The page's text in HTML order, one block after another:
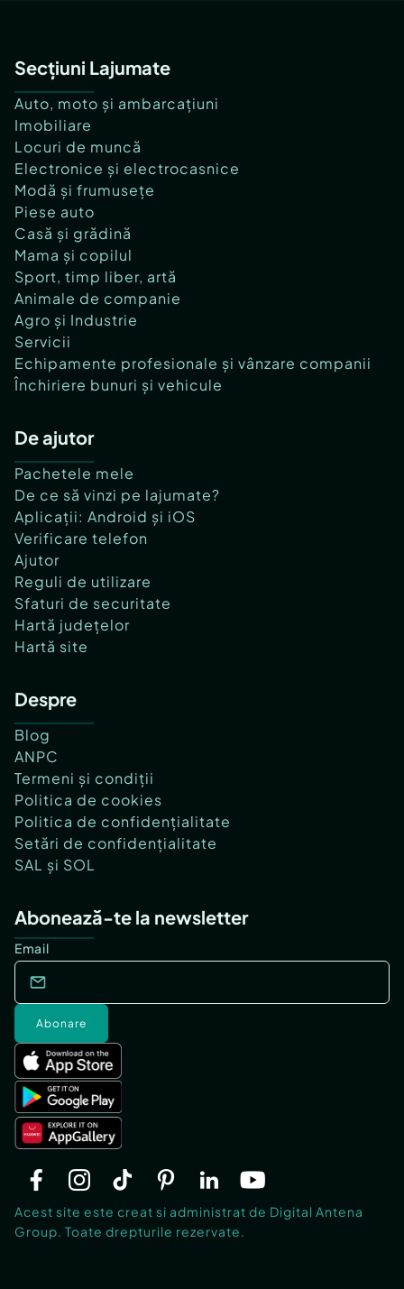
Secțiuni Lajumate
Auto, moto și ambarcațiuni
Imobiliare
Locuri de muncă
Electronice și electrocasnice
Modă și frumusețe
Piese auto
Casă și grădină
Mama și copilul
Sport, timp liber, artă
Animale de companie
Agro și Industrie
Servicii
Echipamente profesionale și vânzare companii
Închiriere bunuri și vehicule
De ajutor
Pachetele mele
De ce să vinzi pe lajumate?
Aplicații: Android și iOS
Verificare telefon
Ajutor
Reguli de utilizare
Sfaturi de securitate
Hartă județelor
Hartă site
Despre
Blog
ANPC
Termeni și condiții
Politica de cookies
Politica de confidențialitate
Setări de confidențialitate
SAL și SOL
Abonează-te la newsletter
Email
Abonare
Acest site este creat si administrat de Digital Antena
Group. Toate drepturile rezervate.